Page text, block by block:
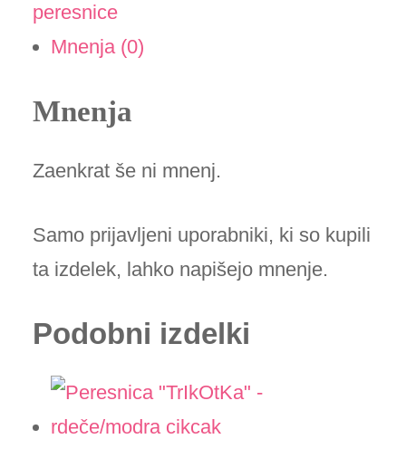
peresnice
Mnenja (0)
Mnenja
Zaenkrat še ni mnenj.
Samo prijavljeni uporabniki, ki so kupili
ta izdelek, lahko napišejo mnenje.
Podobni izdelki